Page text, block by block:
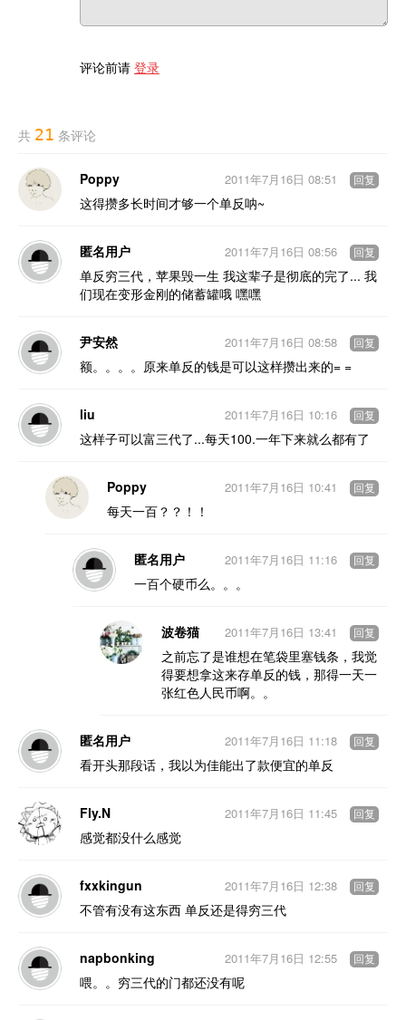
评论前请 登录
共 21 条评论
Poppy
这得攒多长时间才够一个单反呐~
2011年7月16日 08:51 回复
匿名用户
单反穷三代，苹果毁一生 我这辈子是彻底的完了... 我
们现在变形金刚的储蓄罐哦 嘿嘿
2011年7月16日 08:56 回复
尹安然
额。。。。原来单反的钱是可以这样攒出来的= =
2011年7月16日 08:58 回复
liu
这样子可以富三代了...每天100.一年下来就么都有了
2011年7月16日 10:16 回复
Poppy
每天一百？？！！
2011年7月16日 10:41 回复
匿名用户
一百个硬币么。。。
2011年7月16日 11:16 回复
波卷猫
之前忘了是谁想在笔袋里塞钱条，我觉
得要想拿这来存单反的钱，那得一天一
张红色人民币啊。。
2011年7月16日 13:41 回复
匿名用户
看开头那段话，我以为佳能出了款便宜的单反
2011年7月16日 11:18 回复
Fly.N
感觉都没什么感觉
2011年7月16日 11:45 回复
fxxkingun
不管有没有这东西 单反还是得穷三代
2011年7月16日 12:38 回复
napbonking
喂。。穷三代的门都还没有呢
2011年7月16日 12:55 回复